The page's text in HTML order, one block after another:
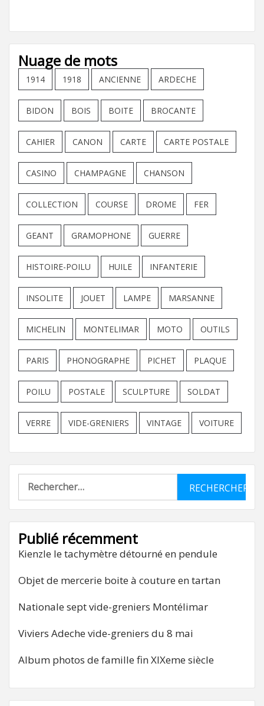
Nuage de mots
1914 1918 ANCIENNE ARDECHE
BIDON BOIS BOITE BROCANTE
CAHIER CANON CARTE CARTE POSTALE
CASINO CHAMPAGNE CHANSON
COLLECTION COURSE DROME FER
GEANT GRAMOPHONE GUERRE
HISTOIRE-POILU HUILE INFANTERIE
INSOLITE JOUET LAMPE MARSANNE
MICHELIN MONTELIMAR MOTO OUTILS
PARIS PHONOGRAPHE PICHET PLAQUE
POILU POSTALE SCULPTURE SOLDAT
VERRE VIDE-GRENIERS VINTAGE VOITURE
Rechercher :
Publié récemment
Kienzle le tachymètre détourné en pendule
Objet de mercerie boite à couture en tartan
Nationale sept vide-greniers Montélimar
Viviers Adeche vide-greniers du 8 mai
Album photos de famille fin XIXeme siècle